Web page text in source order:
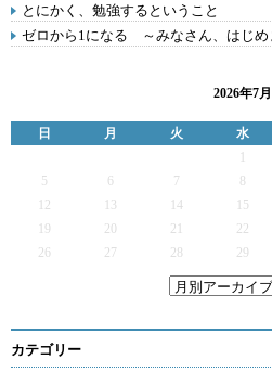
とにかく、勉強するということ
ゼロから1になる ～みなさん、はじめ
2026年7月
日 月 火 水
5
6 7
12
13 14 15
19
20 21 22
26
27 28 29
カテゴリー